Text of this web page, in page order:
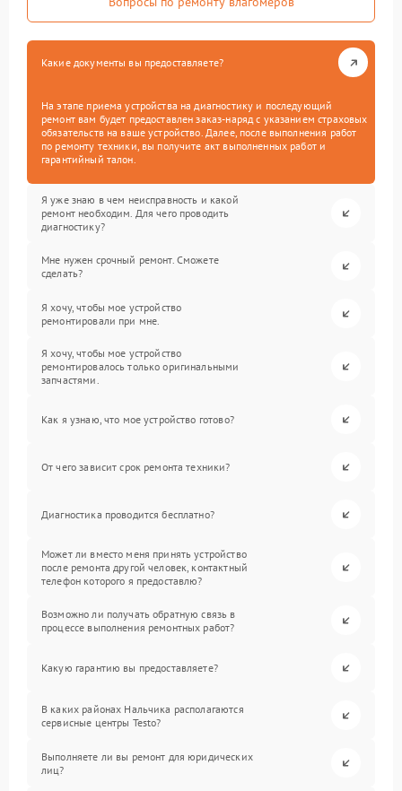
Какие документы вы предоставляете?
На этапе приема устройства на диагностику и последующий
ремонт вам будет предоставлен заказ-наряд с указанием страховых
обязательств на ваше устройство. Далее, после выполнения работ
по ремонту техники, вы получите акт выполненных работ и
гарантийный талон.
Я уже знаю в чем неисправность и какой
ремонт необходим. Для чего проводить
диагностику?
Мне нужен срочный ремонт. Сможете
сделать?
Я хочу, чтобы мое устройство
ремонтировали при мне.
Я хочу, чтобы мое устройство
ремонтировалось только оригинальными
запчастями.
Как я узнаю, что мое устройство готово?
От чего зависит срок ремонта техники?
Диагностика проводится бесплатно?
Может ли вместо меня принять устройство
после ремонта другой человек, контактный
телефон которого я предоставлю?
Возможно ли получать обратную связь в
процессе выполнения ремонтных работ?
Какую гарантию вы предоставляете?
В каких районах Нальчика располагаются
сервисные центры Testo?
Выполняете ли вы ремонт для юридических
лиц?